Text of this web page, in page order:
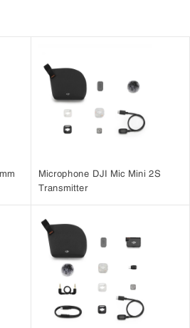
Microphone DJI Mic Mini 2S
Transmitter